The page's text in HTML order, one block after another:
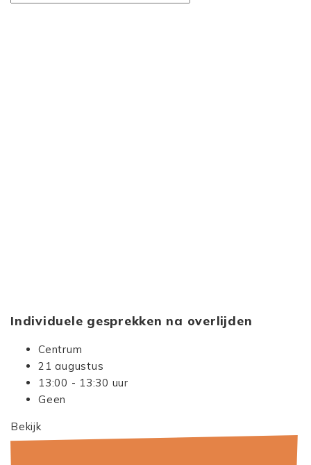
Individuele gesprekken na overlijden
Centrum
21 augustus
13:00 - 13:30 uur
Geen
Bekijk